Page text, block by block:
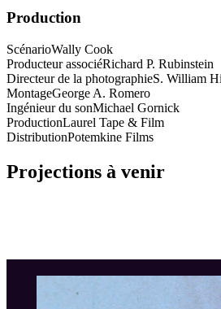
Production
ScénarioWally Cook
Producteur associéRichard P. Rubinstein
Directeur de la photographieS. William
MontageGeorge A. Romero
Ingénieur du sonMichael Gornick
ProductionLaurel Tape & Film
DistributionPotemkine Films
Projections à venir